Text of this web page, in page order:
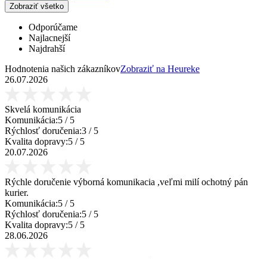
Zobraziť všetko
Odporúčame
Najlacnejší
Najdrahší
Hodnotenia našich zákazníkovZobraziť na Heureke
26.07.2026
Skvelá komunikácia
Komunikácia:5 / 5
Rýchlosť doručenia:3 / 5
Kvalita dopravy:5 / 5
20.07.2026
Rýchle doručenie výborná komunikacia ,veľmi milí ochotný pán
kurier.
Komunikácia:5 / 5
Rýchlosť doručenia:5 / 5
Kvalita dopravy:5 / 5
28.06.2026